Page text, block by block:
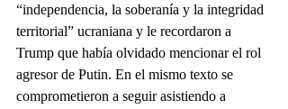
“independencia, la soberanía y la integridad
territorial” ucraniana y le recordaron a
Trump que había olvidado mencionar el rol
agresor de Putin. En el mismo texto se
comprometieron a seguir asistiendo a